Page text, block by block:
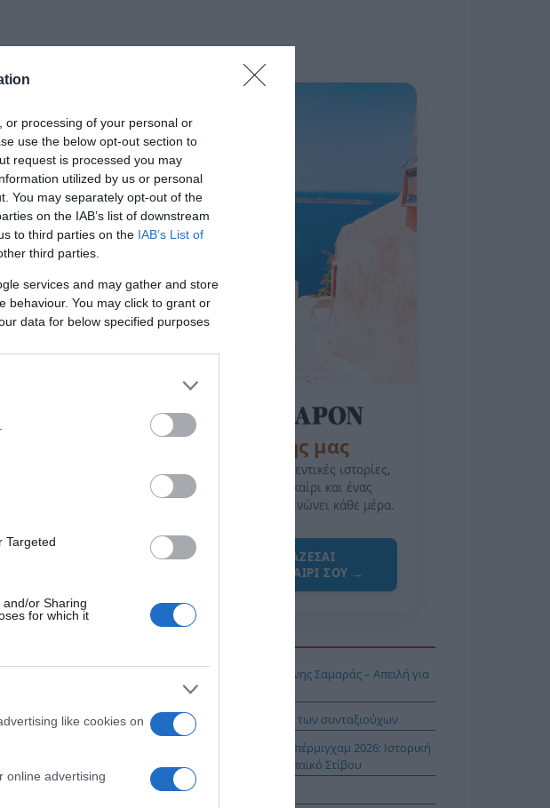
or processing of your personal or
use the below opt-out section to
request is processed you may
utilized by us or personal
You may separately opt-out of the
on the IAB’s list of downstream
to third parties on the IAB’s List of
third parties.
services and may gather and store
behaviour. You may click to grant or
data for below specified purposes
Targeted
or Sharing
for which it
like cookies on
online advertising
την πρόταση
την Τουρκία,
την πρόταση;
πρόταση αυτή
να τη
η οποία θα
λύση,
Προέδρος
και κάθε
ζημιά
της Ζωής μας
Οι άνθρωποι, οι αυθεντικές ιστορίες,
το ελληνικό καλοκαίρι και ένας
πολιτισμός που μας ενώνει κάθε μέρα.
ΌΣΑ ΧΡΕΙΆΖΕΣΑΙ
ΓΙΑ ΤΟ ΚΑΛΟΚΑΊΡΙ ΣΟΥ →
ΤΟ ΠΑΡΟΝ: Ρυθμιστής ο Αντώνης Σαμαράς – Απειλή για
Προβληματίζει το κύμα φυγής των συνταξιούχων
Αντίστροφη μέτρηση για το Μπέρμιγχαμ 2026: Ιστορική
ελληνική παρουσία στο Ευρωπαϊκό Στίβου
Η Ναυτιλία εκπέμπει «SOS»